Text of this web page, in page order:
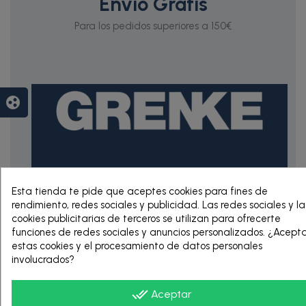
Para los pedidos superiores a 150€
HASTA 60 MESES
Esta tienda te pide que aceptes cookies para fines de
rendimiento, redes sociales y publicidad. Las redes sociales y
cookies publicitarias de terceros se utilizan para ofrecerte
funciones de redes sociales y anuncios personalizados.
estas cookies y el procesamiento de datos personales
involucrados?
done_all Aceptar
group_work